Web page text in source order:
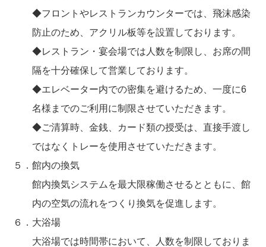
◆フロントやレストランカウンターでは、飛沫感染
防止のため、アクリル板等を設置しております。
◆レストラン・宴会場では人数を制限し、お席の間
隔を十分確保して営業しております。
◆エレベーター内での密集を避けるため、一度に6
名様までのご利用に制限させていただきます。
◆ご清算時、金銭、カード類の授受は、直接手渡し
ではなくトレーを使用させていただきます。
５．館内の換気
館内換気システムを最大限稼働させるとともに、館
内の空気の流れをつくり換気を促進します。
６．大浴場
大浴場では時間帯において、人数を制限しておりま